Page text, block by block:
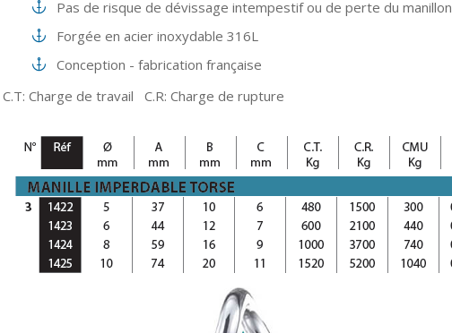
Pas de risque de dévissage intempestif ou de perte du manillon
Forgée en acier inoxydable 316L
Conception - fabrication française
C.T: Charge de travail C.R: Charge de rupture